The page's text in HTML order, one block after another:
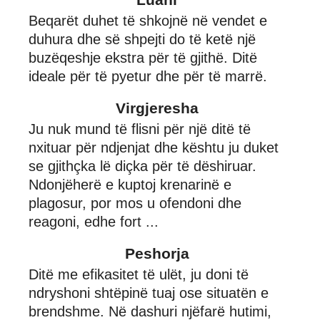
Beqarët duhet të shkojnë në vendet e
duhura dhe së shpejti do të ketë një
buzëqeshje ekstra për të gjithë. Ditë
ideale për të pyetur dhe për të marrë.
Virgjeresha
Ju nuk mund të flisni për një ditë të
nxituar për ndjenjat dhe kështu ju duket
se gjithçka lë diçka për të dëshiruar.
Ndonjëherë e kuptoj krenarinë e
plagosur, por mos u ofendoni dhe
reagoni, edhe fort ...
Peshorja
Ditë me efikasitet të ulët, ju doni të
ndryshoni shtëpinë tuaj ose situatën e
brendshme. Në dashuri njëfarë hutimi,